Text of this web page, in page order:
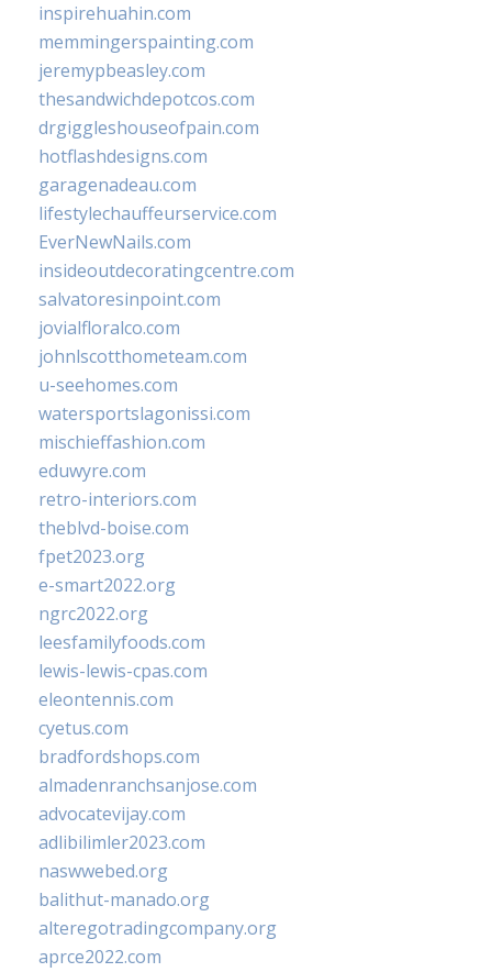
inspirehuahin.com
memmingerspainting.com
jeremypbeasley.com
thesandwichdepotcos.com
drgiggleshouseofpain.com
hotflashdesigns.com
garagenadeau.com
lifestylechauffeurservice.com
EverNewNails.com
insideoutdecoratingcentre.com
salvatoresinpoint.com
jovialfloralco.com
johnlscotthometeam.com
u-seehomes.com
watersportslagonissi.com
mischieffashion.com
eduwyre.com
retro-interiors.com
theblvd-boise.com
fpet2023.org
e-smart2022.org
ngrc2022.org
leesfamilyfoods.com
lewis-lewis-cpas.com
eleontennis.com
cyetus.com
bradfordshops.com
almadenranchsanjose.com
advocatevijay.com
adlibilimler2023.com
naswwebed.org
balithut-manado.org
alteregotradingcompany.org
aprce2022.com